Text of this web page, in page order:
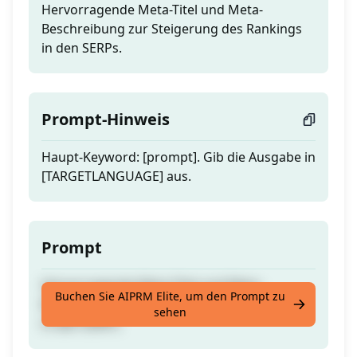
Hervorragende Meta-Titel und Meta-
Beschreibung zur Steigerung des Rankings
in den SERPs.
Prompt-Hinweis
Haupt-Keyword: [prompt]. Gib die Ausgabe in
[TARGETLANGUAGE] aus.
Prompt
Hervorragende Meta-Titel und Meta-
Beschreibung zur Steigerung des Rankings
in den SERPs.
Buchen Sie AIPRM Elite, um den Prompt zu
sehen